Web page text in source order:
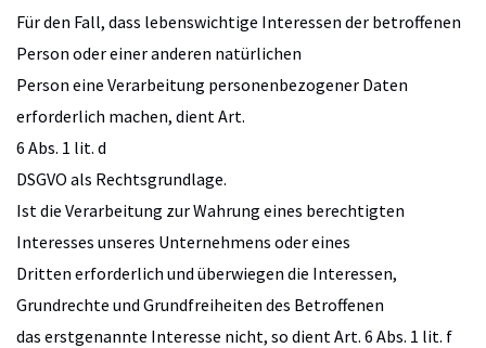
Für den Fall, dass lebenswichtige Interessen der betroffenen
Person oder einer anderen natürlichen
Person eine Verarbeitung personenbezogener Daten
erforderlich machen, dient Art.
6 Abs. 1 lit. d
DSGVO als Rechtsgrundlage.
Ist die Verarbeitung zur Wahrung eines berechtigten
Interesses unseres Unternehmens oder eines
Dritten erforderlich und überwiegen die Interessen,
Grundrechte und Grundfreiheiten des Betroffenen
das erstgenannte Interesse nicht, so dient Art. 6 Abs. 1 lit. f